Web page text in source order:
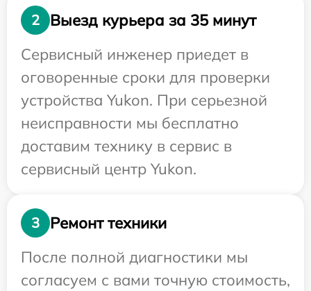
2
Выезд курьера за 35 минут
Сервисный инженер приедет в
оговоренные сроки для проверки
устройства Yukon. При серьезной
неисправности мы бесплатно
доставим технику в сервис в
сервисный центр Yukon.
3
Ремонт техники
После полной диагностики мы
согласуем с вами точную стоимость,